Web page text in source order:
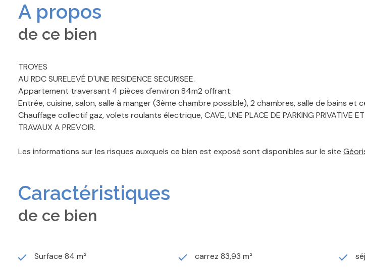
A propos
de ce bien
TROYES
AU RDC SURELEVÉ D'UNE RESIDENCE SECURISEE.
Appartement traversant 4 pièces d'environ 84m2 offrant:
Entrée, cuisine, salon, salle à manger (3ème chambre possible), 2 chambres, salle de bains et
Chauffage collectif gaz, volets roulants électrique, CAVE, UNE PLACE DE PARKING PRIVATIVE ET
TRAVAUX A PREVOIR.
Les informations sur les risques auxquels ce bien est exposé sont disponibles sur le site
Caractéristiques
de ce bien
Surface 84 m² carrez 83,93 m²